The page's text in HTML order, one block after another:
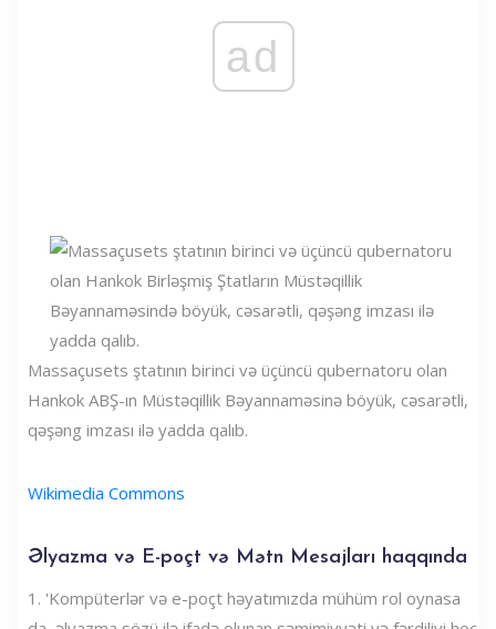
ad
Massaçusets ştatının birinci və üçüncü qubernatoru olan
Hankok ABŞ-ın Müstəqillik Bəyannaməsinə böyük, cəsarətli,
qəşəng imzası ilə yadda qalıb.
Wikimedia Commons
Əlyazma və E-poçt və Mətn Mesajları haqqında
1. 'Kompüterlər və e-poçt həyatımızda mühüm rol oynasa